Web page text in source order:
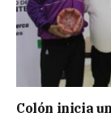
Colón inicia